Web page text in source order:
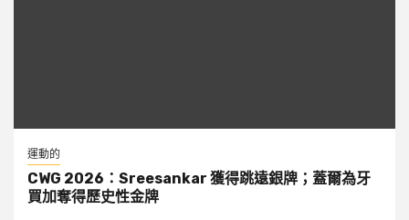
運動的
CWG 2026：Sreesankar 獲得跳遠銀牌；蓋爾為牙
買加奪得歷史性金牌